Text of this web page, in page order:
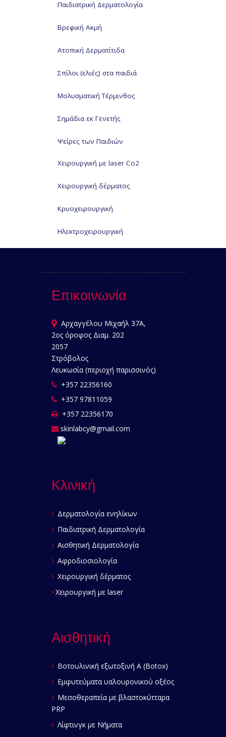
Παιδιατρική Δερματολογία
Βρεφική Ακμή
Ατοπική Δερματίτιδα
Σπίλοι (ελιές) στα παιδιά
Μολυσματική Τέρμινθος
Σημάδια εκ Γενετής
Ψείρες των Παιδιών
Χειρουργική με laser Co2
Χειρουργική δέρματος
Κρυοχειρουργική
Ηλεκτροχειρουργική
Επικοινωνία
Αρχαγγέλου Μιχαήλ 37Α,
2ος όροφος Διαμ. 202
2057
Στρόβολος
Λευκωσία (περιοχή παρισσινός)
+357 22356160
+357 97811059
+357 22356170
skinlabcy@gmail.com
Κλινική
Δερματολογία ενηλίκων
Παιδιατρική Δερματολογία
Αισθητική Δερματολογία
Αφροδιοσιολογία
Χειρουργική δέρματος
Χειρουργική με laser
Αισθητική
Βοτουλινική εξωτοξινή Α (Botox)
Εμφυτεύματα υαλουρονικού οξέος
Μεσοθεραπεία με βλαστοκύτταρα
PRP
Λίφτινγκ με Νήματα